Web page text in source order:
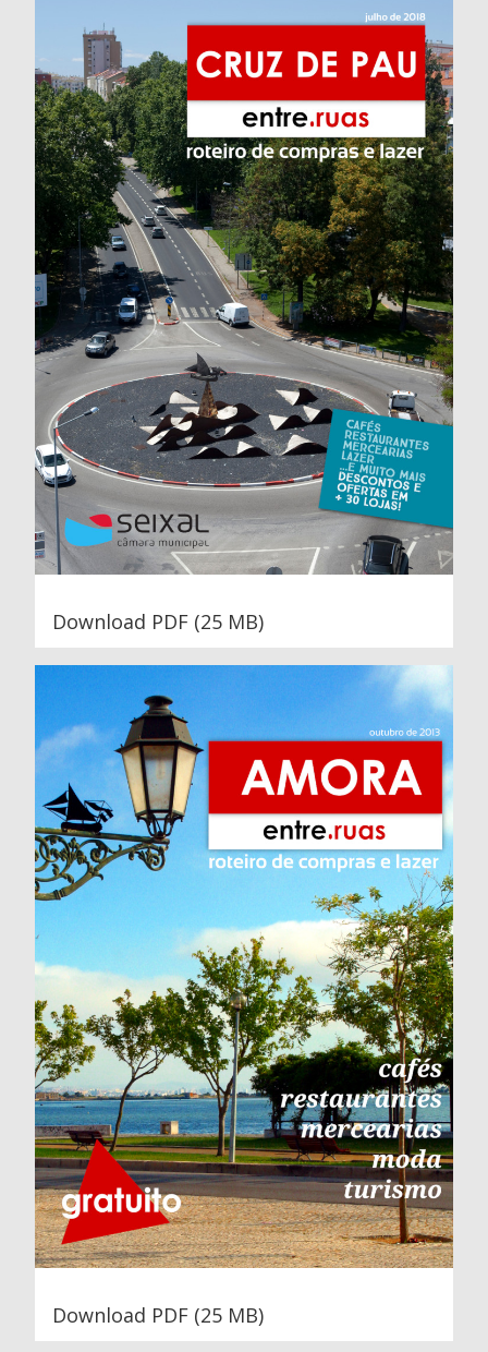
Download PDF (25 MB)
Download PDF (25 MB)